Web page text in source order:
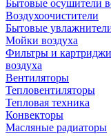
Бытовые осушители
Воздухоочистители
Бытовые
Мойки воздуха
Фильтры и
воздуха
Вентиляторы
Тепловентиляторы
Тепловая техника
Конвекторы
Масляные радиаторы